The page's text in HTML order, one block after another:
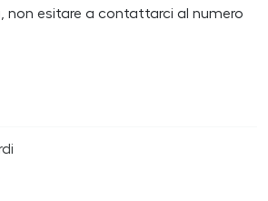
non esitare a contattarci al numero